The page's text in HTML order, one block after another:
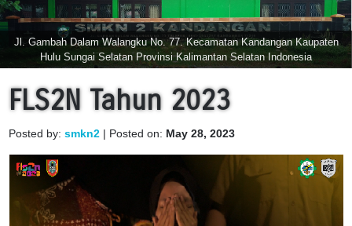
Jl. Gambah Dalam Walangku No. 77. Kecamatan Kandangan Kaupaten
Hulu Sungai Selatan Provinsi Kalimantan Selatan Indonesia
FLS2N Tahun 2023
Posted by:smkn2 | Posted on: May 28, 2023